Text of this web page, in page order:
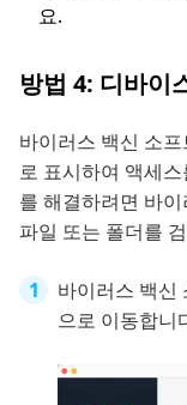
요.
방법 4: 디바이
바이러스 백신 소
로 표시하여 액세
를 해결하려면 바
파일 또는 폴더를
바이러스 백신
으로 이동합니